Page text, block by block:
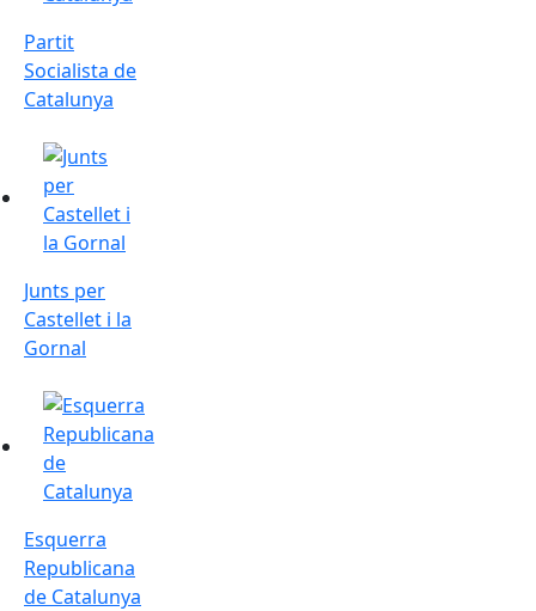
Partit
Socialista de
Catalunya
Junts per Castellet i la Gornal
Junts per
Castellet i la
Gornal
Esquerra Republicana de Catalunya
Esquerra
Republicana
de Catalunya